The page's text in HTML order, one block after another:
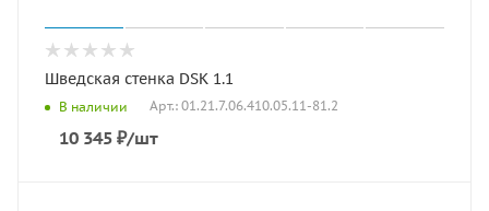
Шведская стенка DSK 1.1
В наличии Арт.: 01.21.7.06.410.05.11-81.2
10 345 ₽/шт